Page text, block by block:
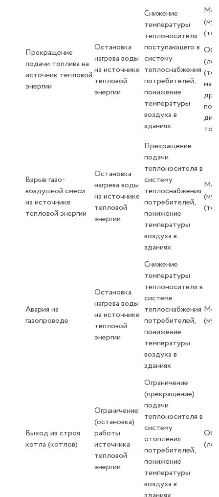
Прекращение
подачи топлива на
источник тепловой
энергии
Остановка
нагрева воды
на источнике
тепловой
энергии
Снижение
температуры
теплоносителя
поступающего в
систему
теплоснабжения
потребителей,
понижение
температуры
воздуха в
зданиях
Взрыв газо-
воздушной смеси
на источнике
тепловой энергии
Остановка
нагрева воды
на источнике
тепловой
энергии
Прекращение
подачи
теплоносителя в
систему
теплоснабжения
потребителей,
понижение
температуры
воздуха в
зданиях
Авария на
газопроводе
Остановка
нагрева воды
на источнике
тепловой
энергии
Снижение
температуры
теплоносителя в
системе
теплоснабжения
потребителей,
понижение
температуры
воздуха в
зданиях
Выход из строя
котла (котлов)
Ограничение
(остановка)
работы
источника
тепловой
энергии
Ограничение
(прекращение)
подачи
теплоносителя в
систему
отопления
потребителей,
понижение
температуры
воздуха в